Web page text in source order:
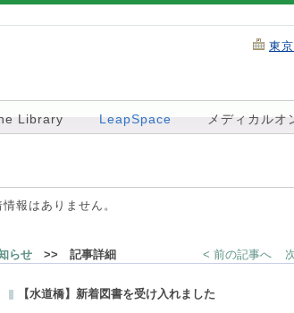
東
Library LeapSpace メディカルオ
報はありません。
らせ >> 記事詳細 < 前の記事へ
【水道橋】新着図書を受け入れました